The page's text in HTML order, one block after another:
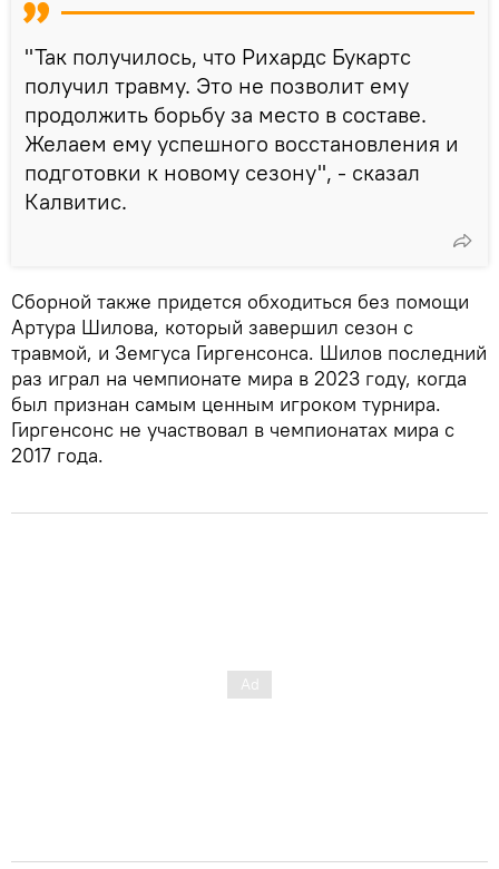
"Так получилось, что Рихардс Букартс
получил травму. Это не позволит ему
продолжить борьбу за место в составе.
Желаем ему успешного восстановления и
подготовки к новому сезону", - сказал
Калвитис.
Сборной также придется обходиться без помощи
Артура Шилова, который завершил сезон с
травмой, и Земгуса Гиргенсонса. Шилов последний
раз играл на чемпионате мира в 2023 году, когда
был признан самым ценным игроком турнира.
Гиргенсонс не участвовал в чемпионатах мира с
2017 года.